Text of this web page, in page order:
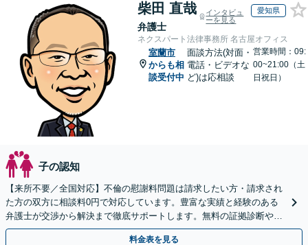
柴田 直哉
弁護士
インタビュ
ーを見る
愛知県
ネクスパート法律事務所 名古屋オフィス
室蘭市
からも相
談受付中
面談方法(対面・
電話・ビデオな
ど)は応相談
営業時間：09:
00~21:00（土
日祝日）
子の認知
【来所不要／全国対応】不倫の慰謝料問題は請求したい方・請求され
た方の双方に相談料0円で対応しています。豊富な実績と経験のある
弁護士が交渉から解決まで徹底サポートします。無料の証拠診断や着
手金の返還保証もありますので安心してご相談ください。
料金表を見る